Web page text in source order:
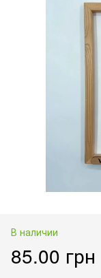
В наличии
85.00 грн